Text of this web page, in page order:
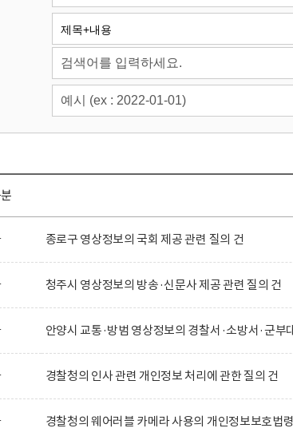
종로구 영상정보의 국회 제공 관련 질의 건
청주시 영상정보의 방송·신문사 제공 관련 질의 건
안양시 교통·방범 영상정보의 경찰서·소방서·군부
경찰청의 인사 관련 개인정보 처리에 관한 질의 건
경찰청의 웨어러블 카메라 사용의 개인정보보호법